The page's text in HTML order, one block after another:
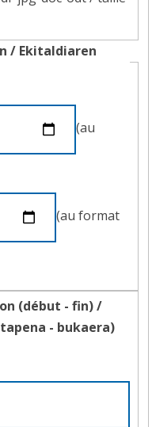
/ Ekitaldiaren
(au
(au format
(début - fin) /
- bukaera)